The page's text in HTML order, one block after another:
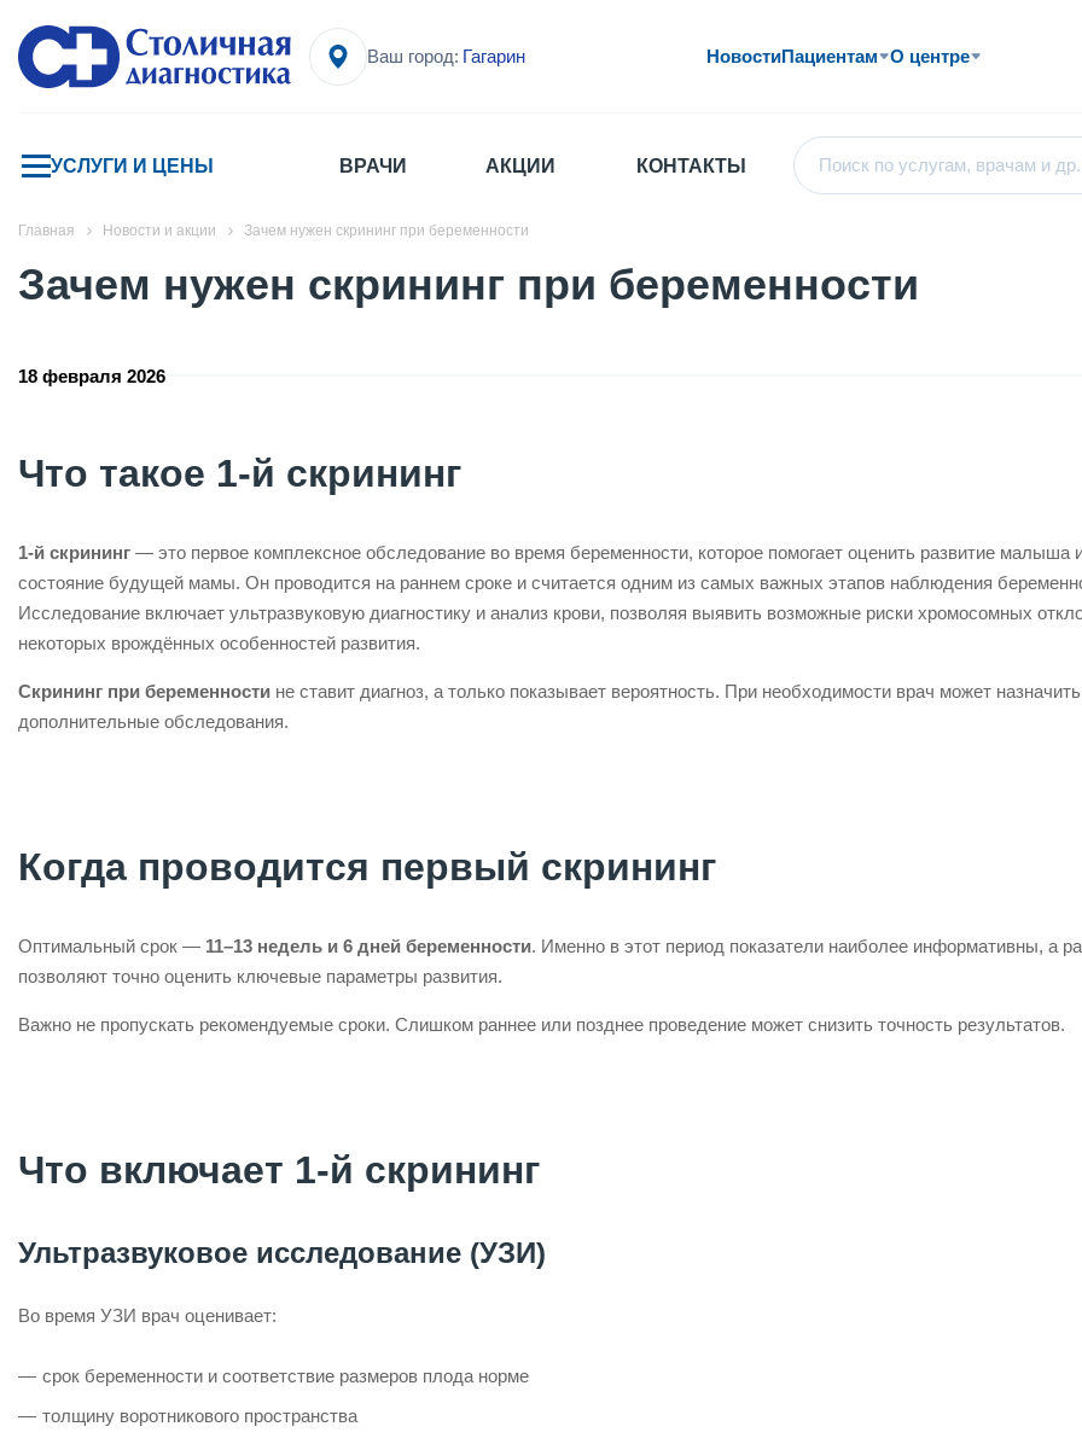
Ваш город: Гагарин НовостиПациентам О центре
УСЛУГИ И ЦЕНЫ ВРАЧИ АКЦИИ КОНТАКТЫ
Главная Новости и акции Зачем нужен скрининг при беременности
Зачем нужен скрининг при беременности
18 февраля 2026
Что такое 1-й скрининг
1-й скрининг— это первое комплексное обследование во время беременности, которое помогает оценить развитие малыша
состояние будущей мамы. Он проводится на раннем сроке и считается одним из самых важных этапов наблюдения
Исследование включает ультразвуковую диагностику и анализ крови, позволяя выявить возможные риски хромосомных
некоторых врождённых особенностей развития.
Скрининг при беременностине ставит диагноз, а только показывает вероятность. При необходимости врач может назначить
дополнительные обследования.
Когда проводится первый скрининг
Оптимальный срок — 11–13 недель и 6 дней беременности. Именно в этот период показатели наиболее информативны, а
позволяют точно оценить ключевые параметры развития.
Важно не пропускать рекомендуемые сроки. Слишком раннее или позднее проведение может снизить точность результатов.
Что включает 1-й скрининг
Ультразвуковое исследование (УЗИ)
Во время УЗИ врач оценивает:
срок беременности и соответствие размеров плода норме
толщину воротникового пространства